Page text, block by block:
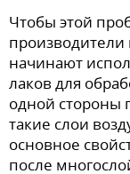
Чтобы этой
производители
начинают
лаков для
одной стороны
такие слои
основное
после